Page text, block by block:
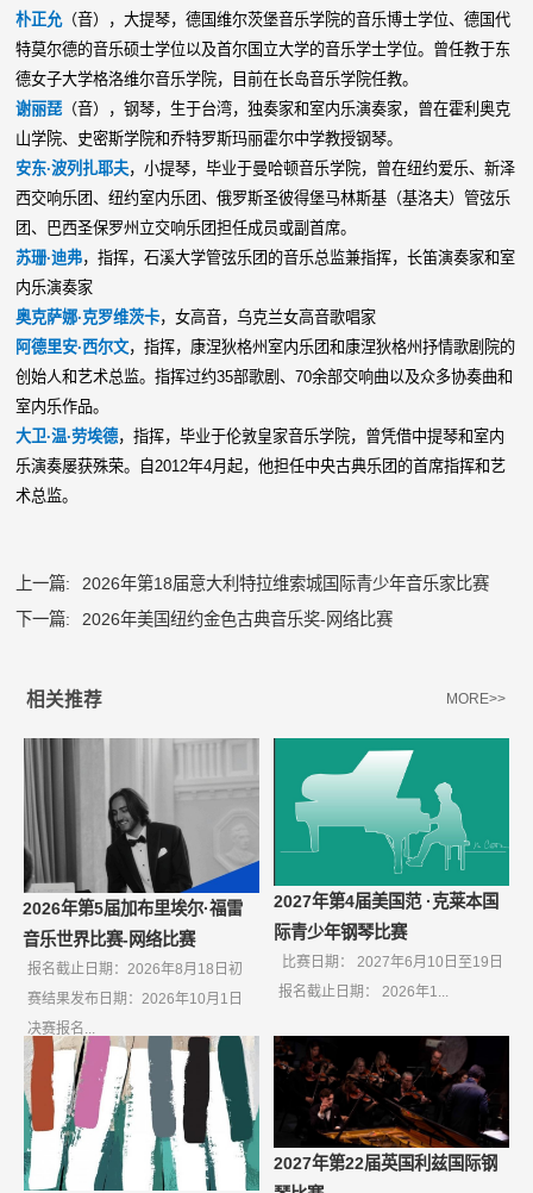
朴正允（音），大提琴，德国维尔茨堡音乐学院的音乐博士学位、德国代
特莫尔德的音乐硕士学位以及首尔国立大学的音乐学士学位。曾任教于东
德女子大学格洛维尔音乐学院，目前在长岛音乐学院任教。
谢丽琵 （音），钢琴，生于台湾，独奏家和室内乐演奏家，曾在霍利奥克
山学院、史密斯学院和乔特罗斯玛丽霍尔中学教授钢琴。
安东·波列扎耶夫，小提琴，毕业于曼哈顿音乐学院，曾在纽约爱乐、新泽
西交响乐团、纽约室内乐团、俄罗斯圣彼得堡马林斯基（基洛夫）管弦乐
团、巴西圣保罗州立交响乐团担任成员或副首席。
苏珊·迪弗，指挥，石溪大学管弦乐团的音乐总监兼指挥，长笛演奏家和室
内乐演奏家
奥克萨娜·克罗维茨卡，女高音，乌克兰女高音歌唱家
阿德里安·西尔文，指挥，康涅狄格州室内乐团和康涅狄格州抒情歌剧院的
创始人和艺术总监。指挥过约35部歌剧、70余部交响曲以及众多协奏曲和
室内乐作品。
大卫·温·劳埃德，指挥，毕业于伦敦皇家音乐学院，曾凭借中提琴和室内
乐演奏屡获殊荣。自2012年4月起，他担任中央古典乐团的首席指挥和艺
术总监。
上一篇:
2026年第18届意大利特拉维索城国际青少年音乐家比赛
下一篇:
2026年美国纽约金色古典音乐奖-网络比赛
相关推荐 MORE>>
2026年第5届加布里埃尔·福雷
音乐世界比赛-网络比赛
报名截止日期：2026年8月18日初
赛结果发布日期：2026年10月1日
决赛报名...
2027年第4届美国范 ·克莱本国
际青少年钢琴比赛
比赛日期： 2027年6月10日至19日
报名截止日期： 2026年1...
2027年第22届英国利兹国际钢